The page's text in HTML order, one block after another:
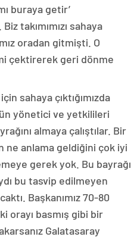
buraya getir’
takımımızı sahaya
oradan gitmişti. O
çektirerek geri dönme
sahaya çıktığımızda
yönetici ve yetkilileri
almaya çalıştılar. Bir
ne anlama geldiğini çok iyi
gerek yok. Bu bayrağı
bu tasvip edilmeyen
Başkanımız 70-80
orayı basmış gibi bir
Galatasaray